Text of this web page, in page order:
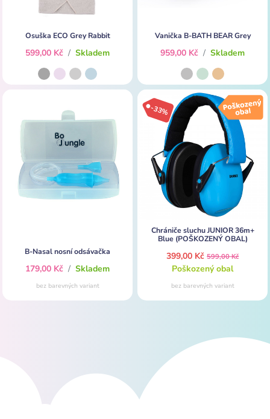
Osuška ECO Grey Rabbit
599,00 Kč / Skladem
Vanička B-BATH BEAR Grey
959,00 Kč / Skladem
B-Nasal nosní odsávačka
179,00 Kč / Skladem
bez barevných variant
-33%
Chrániče sluchu JUNIOR 36m+
Blue (POŠKOZENÝ OBAL)
399,00 Kč 599,00 Kč
Poškozený obal
bez barevných variant